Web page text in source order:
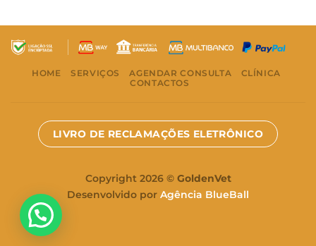
HOME SERVIÇOS AGENDAR CONSULTA
CLÍNICA
CONTACTOS
LIVRO DE RECLAMAÇÕES ELETRÔNICO
Copyright 2026 © GoldenVet
Desenvolvido por Agência BlueBall